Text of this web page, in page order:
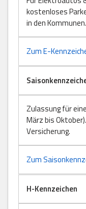
kostenloses
in den Kommunen.
Zum E-
Zulassung für
März bis
Versicherung.
Zum
H-Kennzeichen